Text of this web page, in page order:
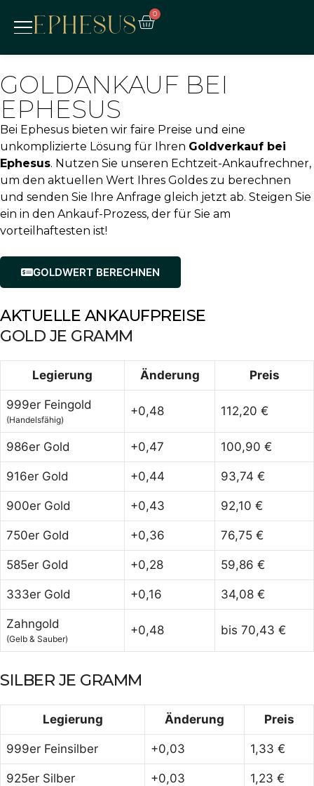
0
GOLDANKAUF BEI
EPHESUS
Bei Ephesus bieten wir faire Preise und eine
unkomplizierte Lösung für Ihren Goldverkauf bei
Ephesus. Nutzen Sie unseren Echtzeit-Ankaufrechner,
um den aktuellen Wert Ihres Goldes zu berechnen
und senden Sie Ihre Anfrage gleich jetzt ab. Steigen Sie
ein in den Ankauf-Prozess, der für Sie am
vorteilhaftesten ist!
GOLDWERT BERECHNEN
AKTUELLE ANKAUFPREISE
GOLD JE GRAMM
Legierung Änderung Preis
999er Feingold
(Handelsfähig)
+0,48 112,20 €
986er Gold +0,47 100,90 €
916er Gold +0,44 93,74 €
900er Gold +0,43 92,10 €
750er Gold +0,36 76,75 €
585er Gold +0,28 59,86 €
333er Gold +0,16 34,08 €
Zahngold
(Gelb & Sauber)
+0,48 bis 70,43 €
SILBER JE GRAMM
Legierung Änderung Preis
999er Feinsilber +0,03 1,33 €
925er Silber +0,03 1,23 €